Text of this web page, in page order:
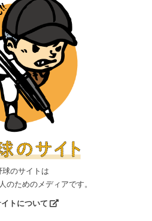
球のサイトは
のためのメディアです。
トについて